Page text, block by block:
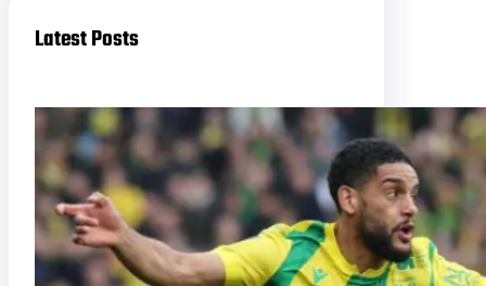
Latest Posts